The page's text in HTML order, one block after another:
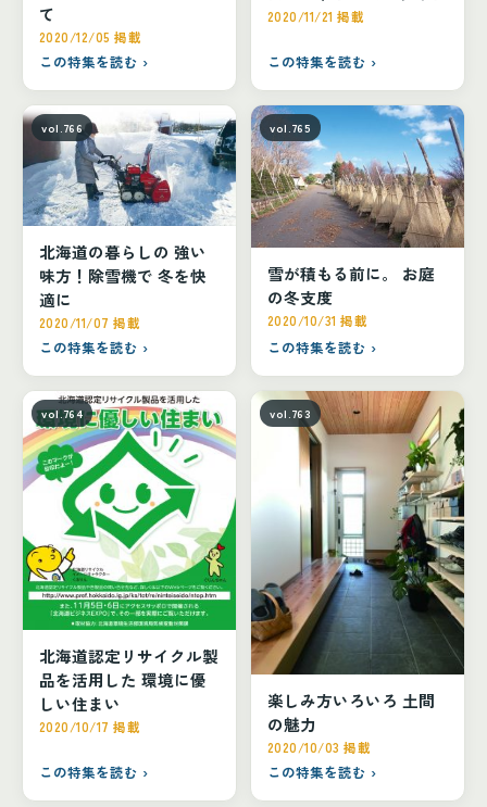
て
2020/12/05 掲載
この特集を読む ›
2020/11/21 掲載
この特集を読む ›
vol.766
北海道の暮らしの 強い
味方！除雪機で 冬を快
適に
2020/11/07 掲載
この特集を読む ›
vol.765
雪が積もる前に。 お庭
の冬支度
2020/10/31 掲載
この特集を読む ›
vol.764
北海道認定リサイクル製
品を活用した 環境に優
しい住まい
2020/10/17 掲載
この特集を読む ›
vol.763
楽しみ方いろいろ 土間
の魅力
2020/10/03 掲載
この特集を読む ›